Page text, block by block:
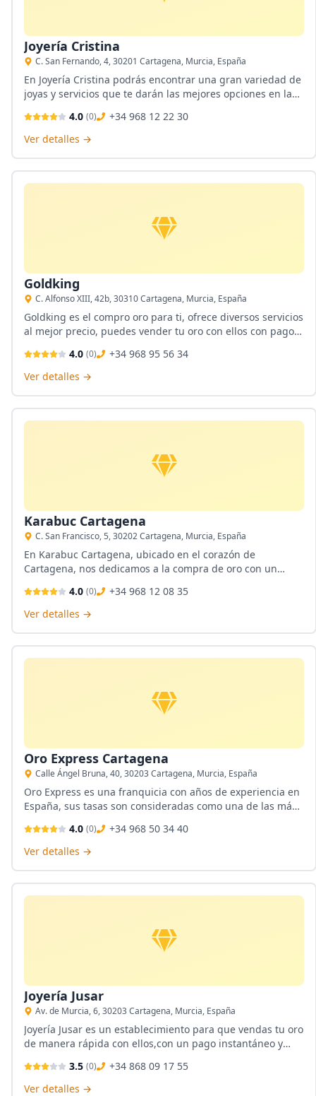
Joyería Cristina
C. San Fernando, 4, 30201 Cartagena, Murcia, España
En Joyería Cristina podrás encontrar una gran variedad de
joyas y servicios que te darán las mejores opciones en la
recuperables y asesoramiento personalizado.
4.0 (0)
+34 968 12 22 30
Ver detalles →
Goldking
C. Alfonso XIII, 42b, 30310 Cartagena, Murcia, España
Goldking es el compro oro para ti, ofrece diversos servicios
al mejor precio, puedes vender tu oro con ellos con pagos
deseas y necesitas.
4.0 (0)
+34 968 95 56 34
Ver detalles →
Karabuc Cartagena
C. San Francisco, 5, 30202 Cartagena, Murcia, España
En Karabuc Cartagena, ubicado en el corazón de
Cartagena, nos dedicamos a la compra de oro con un
ofrecer un servicio transparente y justo, garantizando la
mejor valoración para tus piezas. Estamos aquí para
4.0 (0)
+34 968 12 08 35
Ver detalles →
Oro Express Cartagena
Calle Ángel Bruna, 40, 30203 Cartagena, Murcia, España
Oro Express es una franquicia con años de experiencia en
España, sus tasas son consideradas como una de las más
metales preciosos están a la disposición del cliente en
cualquiera de sus locaciones incluyendo Cartagena.
4.0 (0)
+34 968 50 34 40
Ver detalles →
Joyería Jusar
Av. de Murcia, 6, 30203 Cartagena, Murcia, España
Joyería Jusar es un establecimiento para que vendas tu oro
de manera rápida con ellos,con un pago instantáneo y
los visites, y conozcas de sus servicios personalizados.
3.5 (0)
+34 868 09 17 55
Ver detalles →